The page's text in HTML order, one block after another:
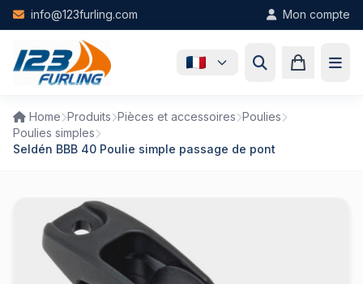
Skip to main content
info@123furling.com Mon compte
Home Produits Pièces et accessoires Poulies
Poulies simples
Seldén BBB 40 Poulie simple passage de pont